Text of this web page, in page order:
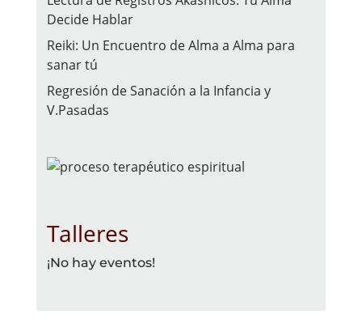
Decide Hablar
Reiki: Un Encuentro de Alma a Alma para
sanar tú
Regresión de Sanación a la Infancia y
V.Pasadas
Talleres
¡No hay eventos!